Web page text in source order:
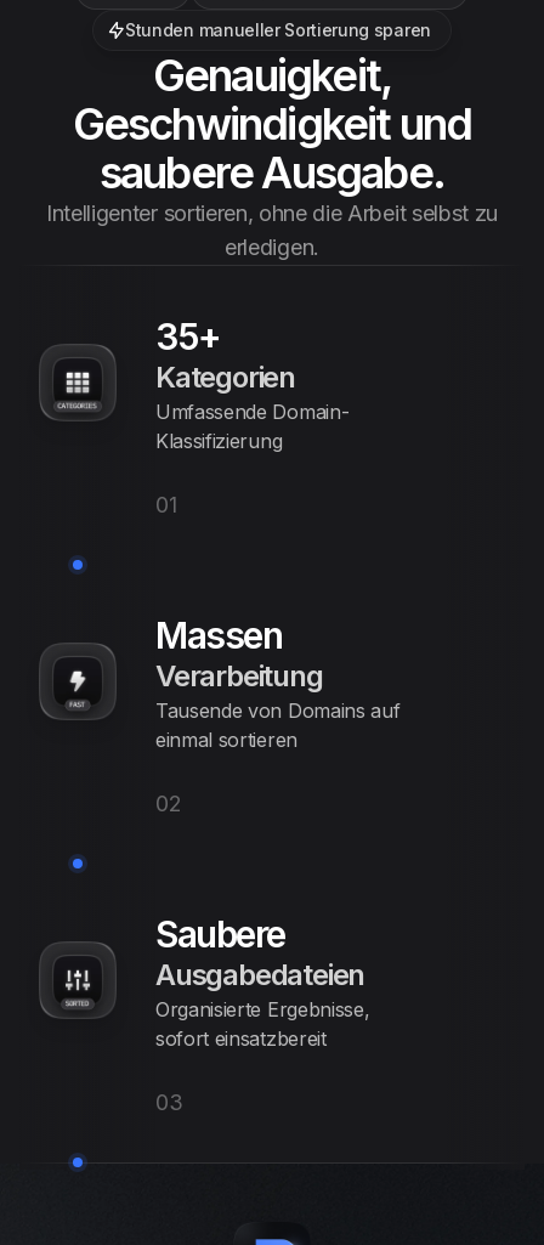
Stunden manueller Sortierung sparen
Genauigkeit,
Geschwindigkeit und
saubere Ausgabe.
Intelligenter sortieren, ohne die Arbeit selbst zu
erledigen.
35+
Kategorien
Umfassende Domain-
Klassifizierung
01
Massen
Verarbeitung
Tausende von Domains auf
einmal sortieren
02
Saubere
Ausgabedateien
Organisierte Ergebnisse,
sofort einsatzbereit
03